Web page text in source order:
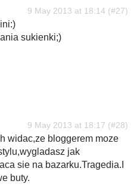
9 May 2013 at 18:14
sukienki;)
9 May 2013 at 18:17
widac,ze bloggerem moze
jak
sie na bazarku.Tragedia.I
buty.